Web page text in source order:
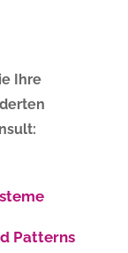
Ihre
Patterns